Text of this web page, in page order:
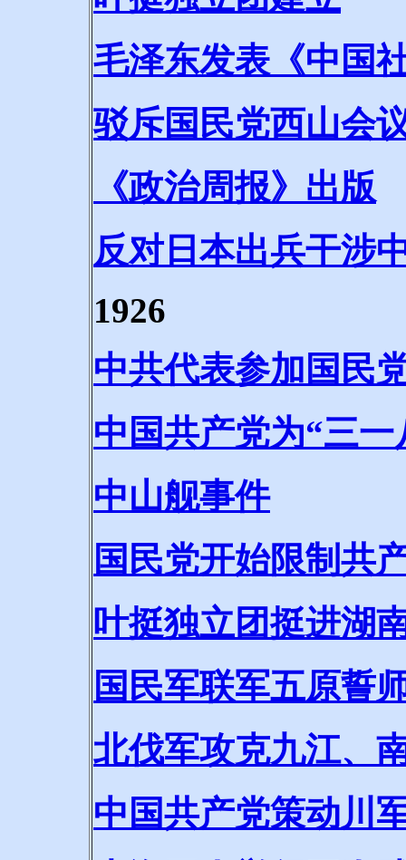
毛泽东发表《中国
驳斥国民党西山会
《政治周报》出版
反对日本出兵干涉
1926
中共代表参加国民
中国共产党为“三
中山舰事件
国民党开始限制共
叶挺独立团挺进湖
国民军联军五原誓
北伐军攻克九江、
中国共产党策动川